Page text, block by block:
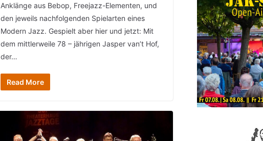
Anklänge aus Bebop, Freejazz-Elementen, und
den jeweils nachfolgenden Spielarten eines
Modern Jazz. Gespielt aber hier und jetzt: Mit
dem mittlerweile 78 – jährigen Jasper van’t Hof,
der…
Read More